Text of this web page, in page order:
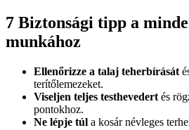
7 Biztonsági tipp a
munkához
Ellenőrizze a talaj teherbírását
terítőlemezeket.
Viseljen teljes testhevedert és
pontokhoz.
Ne lépje túl a kosár névleges